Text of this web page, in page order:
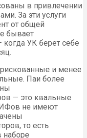
в привлечении
За эти услуги
от общей
бывает
УК берет себе
и менее
Паи более
— это квальные
не имеют
то есть